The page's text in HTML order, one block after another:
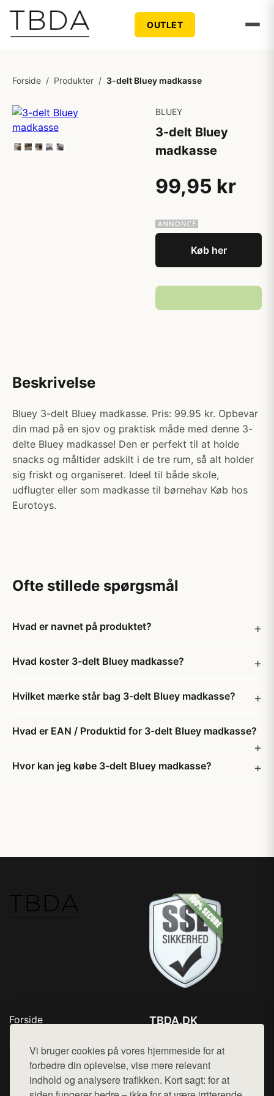
Vi bruger cookies på vores hjemmeside for at
forbedre din oplevelse, vise mere relevant
indhold og analysere trafikken. Kort sagt: for at
OUTLET
Forside / Produkter / 3-delt Bluey madkasse
BLUEY
3-delt Bluey
madkasse
99,95 kr
Køb her
Beskrivelse
Bluey 3-delt Bluey madkasse. Pris: 99.95 kr. Opbevar
din mad på en sjov og praktisk måde med denne 3-
delte Bluey madkasse! Den er perfekt til at holde
snacks og måltider adskilt i de tre rum, så alt holder
sig friskt og organiseret. Ideel til både skole,
udflugter eller som madkasse til børnehav Køb hos
Eurotoys.
Ofte stillede spørgsmål
Hvad er navnet på produktet?
Hvad koster 3-delt Bluey madkasse?
Hvilket mærke står bag 3-delt Bluey madkasse?
Hvad er EAN / Produktid for 3-delt Bluey madkasse?
Hvor kan jeg købe 3-delt Bluey madkasse?
Forside
Top Rabatter
Kontakt
TBDA.DK
Mail: hej@want.dk
Cookie- og privatlivspolitik